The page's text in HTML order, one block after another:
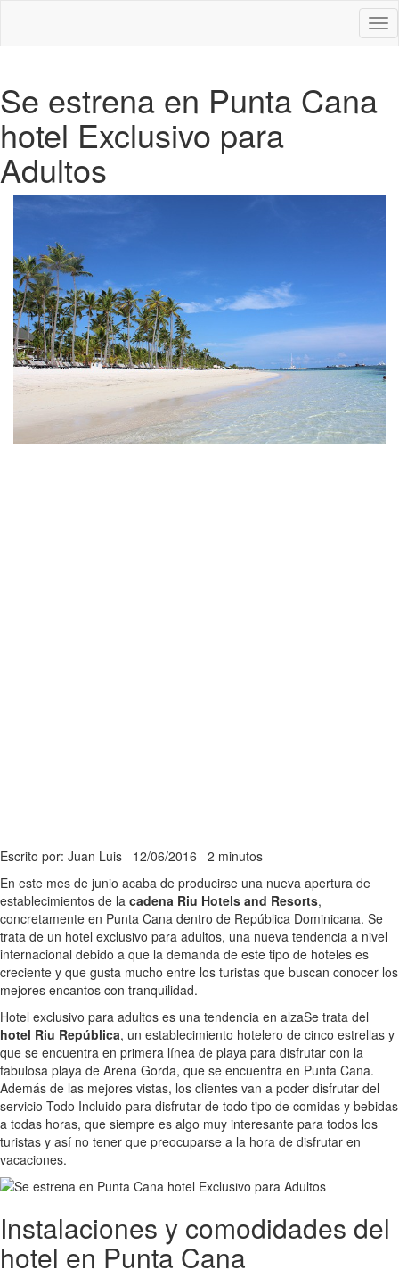
Se estrena en Punta Cana
hotel Exclusivo para
Adultos
Escrito por: Juan Luis 12/06/2016 2 minutos
En este mes de junio acaba de producirse una nueva apertura de
establecimientos de la cadena Riu Hotels and Resorts,
concretamente en Punta Cana dentro de República Dominicana. Se
trata de un hotel exclusivo para adultos, una nueva tendencia a nivel
internacional debido a que la demanda de este tipo de hoteles es
creciente y que gusta mucho entre los turistas que buscan conocer los
mejores encantos con tranquilidad.
Hotel exclusivo para adultos es una tendencia en alzaSe trata del
hotel Riu República, un establecimiento hotelero de cinco estrellas y
que se encuentra en primera línea de playa para disfrutar con la
fabulosa playa de Arena Gorda, que se encuentra en Punta Cana.
Además de las mejores vistas, los clientes van a poder disfrutar del
servicio Todo Incluido para disfrutar de todo tipo de comidas y bebidas
a todas horas, que siempre es algo muy interesante para todos los
turistas y así no tener que preocuparse a la hora de disfrutar en
vacaciones.
Instalaciones y comodidades del
hotel en Punta Cana